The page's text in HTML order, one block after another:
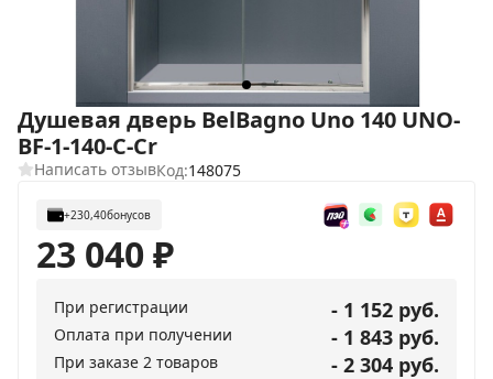
Душевая дверь BelBagno Uno 140 UNO-
BF-1-140-C-Cr
Написать отзывКод:148075
+230,40бонусов
23 040₽
При регистрации - 1 152 руб.
Оплата при получении - 1 843 руб.
При заказе 2 товаров - 2 304 руб.